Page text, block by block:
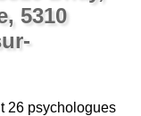
5310
26 psychologues